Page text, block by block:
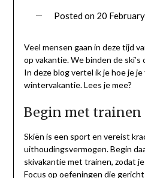
Posted on 20
Veel mensen gaan in deze tijd
op vakantie. We binden de
In deze blog vertel ik je hoe je
wintervakantie. Lees je mee?
Begin met trainen
Skiën is een sport en vereist
uithoudingsvermogen. Begin
skivakantie met trainen, zodat
Focus op oefeningen die